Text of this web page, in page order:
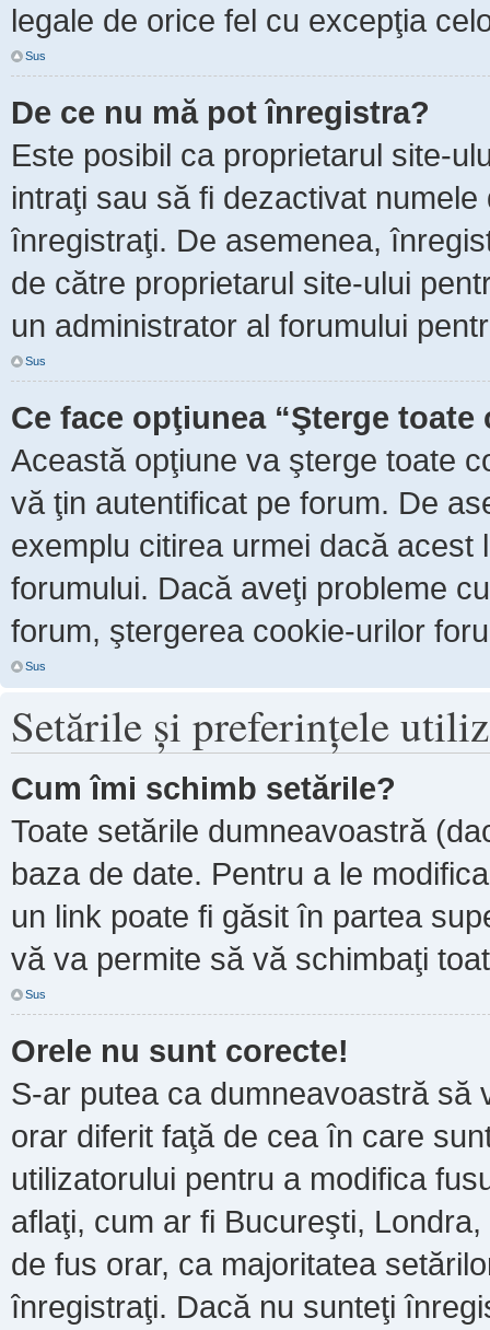
legale de orice fel cu excepţia
Sus
De ce nu mă pot înregistra?
Este posibil ca proprietarul site-
intraţi sau să fi dezactivat
înregistraţi. De asemenea,
de către proprietarul site-ului
un administrator al forumului
Sus
Ce face opţiunea “Şterge
Această opţiune va şterge toate
vă ţin autentificat pe forum. De
exemplu citirea urmei dacă
forumului. Dacă aveţi probleme
forum, ştergerea cookie-urilor
Sus
Setările şi preferinţele
Cum îmi schimb setările?
Toate setările dumneavoastră
baza de date. Pentru a le
un link poate fi găsit în partea
vă va permite să vă schimbaţi
Sus
Orele nu sunt corecte!
S-ar putea ca dumneavoastră să
orar diferit faţă de cea în care
utilizatorului pentru a modifica
aflaţi, cum ar fi Bucureşti,
de fus orar, ca majoritatea
înregistraţi. Dacă nu sunteţi